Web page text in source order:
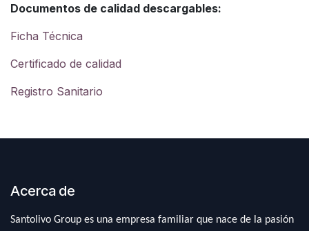
Documentos de calidad descargables:
Ficha Técnica
Certificado de calidad
Registro Sanitario
Acerca de
Santolivo Group es una empresa familiar que nace de la pasión